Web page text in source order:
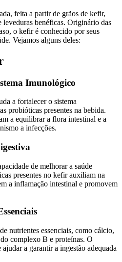
feita a partir de grãos de kefir,
leveduras benéficas. Originário das
o kefir é conhecido por seus
Vejamos alguns deles:
Imunológico
a fortalecer o sistema
probióticas presentes na bebida.
a equilibrar a flora intestinal e a
a infecções.
de melhorar a saúde
presentes no kefir auxiliam na
a inflamação intestinal e promovem
nutrientes essenciais, como cálcio,
complexo B e proteínas. O
a garantir a ingestão adequada